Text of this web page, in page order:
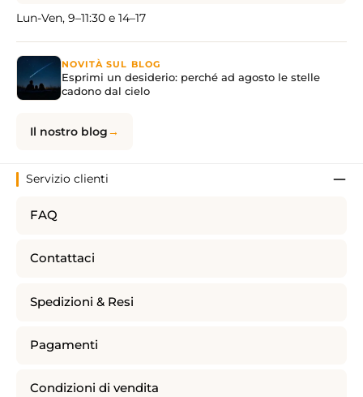
Lun-Ven, 9–11:30 e 14–17
NOVITÀ SUL BLOG
Esprimi un desiderio: perché ad agosto le stelle
cadono dal cielo
Il nostro blog
Servizio clienti
FAQ
Contattaci
Spedizioni & Resi
Pagamenti
Condizioni di vendita